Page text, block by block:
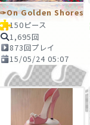
✑On Golden Shores
150ピース
1,695回
873回プレイ
15/05/24 05:07